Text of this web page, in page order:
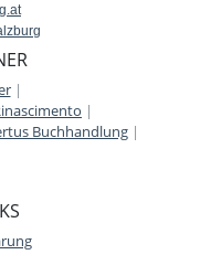
|
|
Buchhandlung|